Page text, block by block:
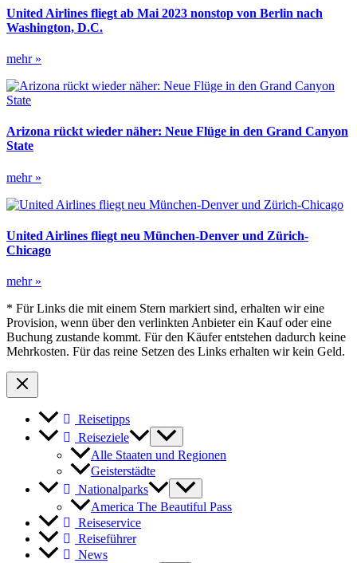
United Airlines fliegt ab Mai 2023 nonstop von Berlin nach
Washington, D.C.
United
fliegt
ab
2023
nonstop
Berlin
nach
Washington,
mehr »
Arizona rückt wieder näher: Neue Flüge in den Grand Canyon
State
Arizona
wieder
Neue
Flüge
den
Grand
Canyon
State
mehr »
United Airlines fliegt neu München-Denver und Zürich-
Chicago
United
fliegt
neu
München-
Denver
Zürich-
Chicago
mehr »
* Für Links die mit einem Stern markiert sind, erhalten wir eine
Provision, wenn über den verlinkten Anbieter ein Kauf oder eine
Buchung zustande kommt. Für den Käufer entstehen dadurch keine
Mehrkosten. Für das reine Setzen des Links erhalten wir kein Geld.
Reisetipps
Reiseziele
Alle Staaten und Regionen
Geisterstädte
Nationalparks
America The Beautiful Pass
Reiseservice
Reiseführer
News